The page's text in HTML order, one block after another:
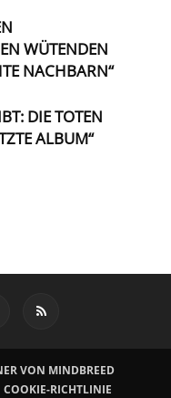
WÜTENDEN
NACHBARN“
DIE TOTEN
ALBUM“
VON MINDBREED
COOKIE-RICHTLINIE